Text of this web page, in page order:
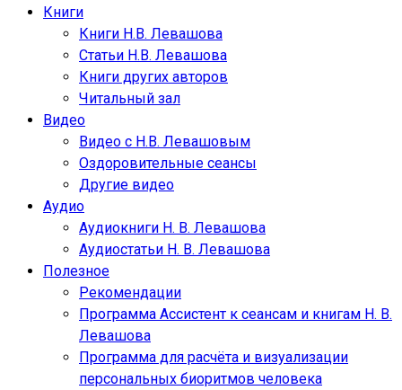
Книги
Книги Н.В. Левашова
Статьи Н.В. Левашова
Книги других авторов
Читальный зал
Видео
Видео с Н.В. Левашовым
Оздоровительные сеансы
Другие видео
Аудио
Аудиокниги Н. В. Левашова
Аудиостатьи Н. В. Левашова
Полезное
Рекомендации
Программа Ассистент к сеансам и книгам Н. В.
Левашова
Программа для расчёта и визуализации
персональных биоритмов человека